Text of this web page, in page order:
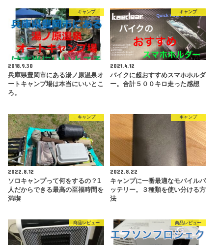
キャンプ
2018.9.30
兵庫県豊岡市にある湯ノ原温泉オ
ートキャンプ場は本当にいいとこ
ろ。
キャンプ
2021.4.12
バイクに超おすすめスマホホルダ
ー。合計５００キロ走った感想
キャンプ
2022.8.12
ソロキャンプって何をするの？1
人だからできる最高の至福時間を
満喫
キャンプ
2022.8.22
キャンプに一番最適なモバイルバ
ッテリー。３種類を使い分ける方
法
商品レビュー 商品レビュー